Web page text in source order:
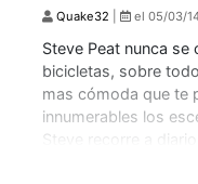
Quake32 el 05/03/
Steve Peat nunca se
bicicletas, sobre
mas cómoda que te
innumerables los
Steve recorre a